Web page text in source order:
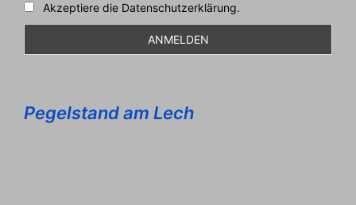
Akzeptiere die Datenschutzerklärung.
Pegelstand am Lech